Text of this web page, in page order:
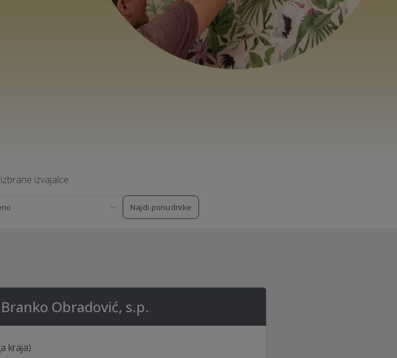
izvajalce
Najdi ponudnike
Branko Obradović, s.p.
kraja)